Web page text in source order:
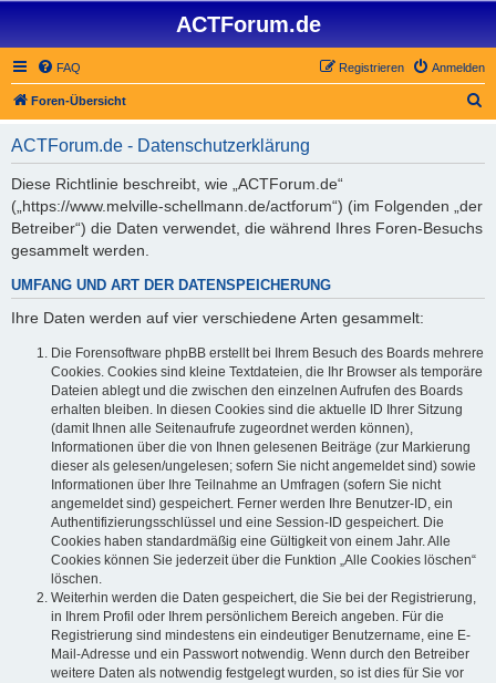
ACTForum.de
FAQ Anmelden
Registrieren
Foren-Übersicht
ACTForum.de - Datenschutzerklärung
Diese Richtlinie beschreibt, wie „ACTForum.de“
(„https://www.melville-schellmann.de/actforum“) (im Folgenden „der
Betreiber“) die Daten verwendet, die während Ihres Foren-Besuchs
gesammelt werden.
UMFANG UND ART DER DATENSPEICHERUNG
Ihre Daten werden auf vier verschiedene Arten gesammelt:
Die Forensoftware phpBB erstellt bei Ihrem Besuch des Boards mehrere
Cookies. Cookies sind kleine Textdateien, die Ihr Browser als temporäre
Dateien ablegt und die zwischen den einzelnen Aufrufen des Boards
erhalten bleiben. In diesen Cookies sind die aktuelle ID Ihrer Sitzung
(damit Ihnen alle Seitenaufrufe zugeordnet werden können),
Informationen über die von Ihnen gelesenen Beiträge (zur Markierung
dieser als gelesen/ungelesen; sofern Sie nicht angemeldet sind) sowie
Informationen über Ihre Teilnahme an Umfragen (sofern Sie nicht
angemeldet sind) gespeichert. Ferner werden Ihre Benutzer-ID, ein
Authentifizierungsschlüssel und eine Session-ID gespeichert. Die
Cookies haben standardmäßig eine Gültigkeit von einem Jahr. Alle
Cookies können Sie jederzeit über die Funktion „Alle Cookies löschen“
löschen.
Weiterhin werden die Daten gespeichert, die Sie bei der Registrierung,
in Ihrem Profil oder Ihrem persönlichem Bereich angeben. Für die
Registrierung sind mindestens ein eindeutiger Benutzername, eine E-
Mail-Adresse und ein Passwort notwendig. Wenn durch den Betreiber
weitere Daten als notwendig festgelegt wurden, so ist dies für Sie vor